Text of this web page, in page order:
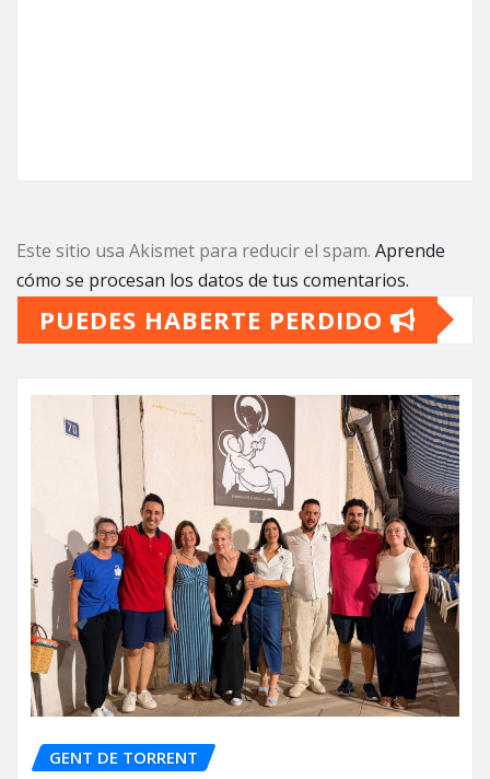
Este sitio usa Akismet para reducir el spam. Aprende
cómo se procesan los datos de tus comentarios.
PUEDES HABERTE PERDIDO
GENT DE TORRENT